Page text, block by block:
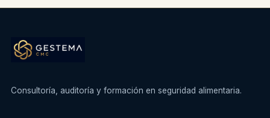
Consultoría, auditoría y formación en seguridad alimentaria.